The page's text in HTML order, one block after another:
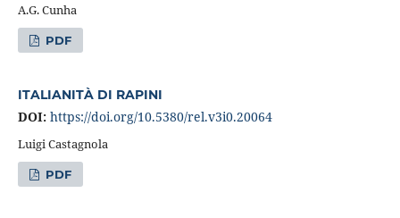
A.G. Cunha
PDF
ITALIANITÀ DI RAPINI
DOI: https://doi.org/10.5380/rel.v3i0.20064
Luigi Castagnola
PDF